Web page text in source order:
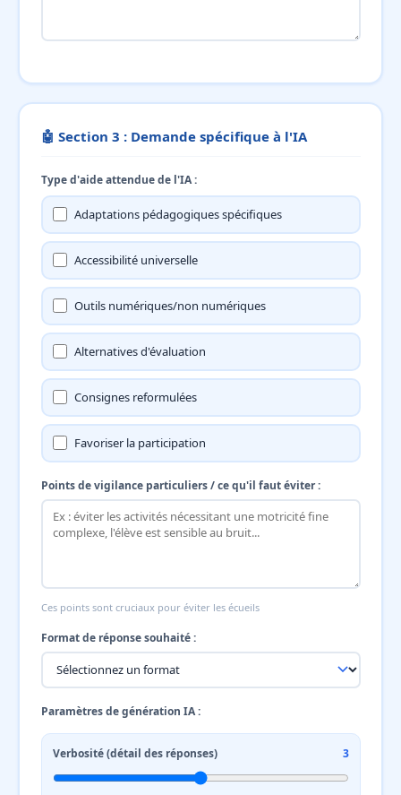
🤖 Section 3 : Demande spécifique à l'IA
Type d'aide attendue de l'IA :
Adaptations pédagogiques spécifiques
Accessibilité universelle
Outils numériques/non numériques
Alternatives d'évaluation
Consignes reformulées
Favoriser la participation
Points de vigilance particuliers / ce qu'il faut éviter :
Ces points sont cruciaux pour éviter les écueils
Format de réponse souhaité :
Paramètres de génération IA :
Verbosité (détail des réponses) 3